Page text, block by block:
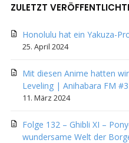
ZULETZT
Honolulu hat ein Yakuza-
25. April 2024
Mit diesen Anime hatten
Leveling | Anihabara FM #3
11. März 2024
Folge 132 – Ghibli XI –
wundersame Welt der